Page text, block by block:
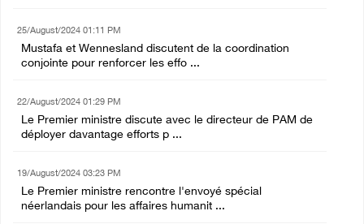
English
25/August/2024 01:11 PM
Mustafa et Wennesland discutent de la coordination
conjointe pour renforcer les effo ...
22/August/2024 01:29 PM
Le Premier ministre discute avec le directeur de PAM de
déployer davantage efforts p ...
19/August/2024 03:23 PM
Le Premier ministre rencontre l'envoyé spécial
néerlandais pour les affaires humanit ...